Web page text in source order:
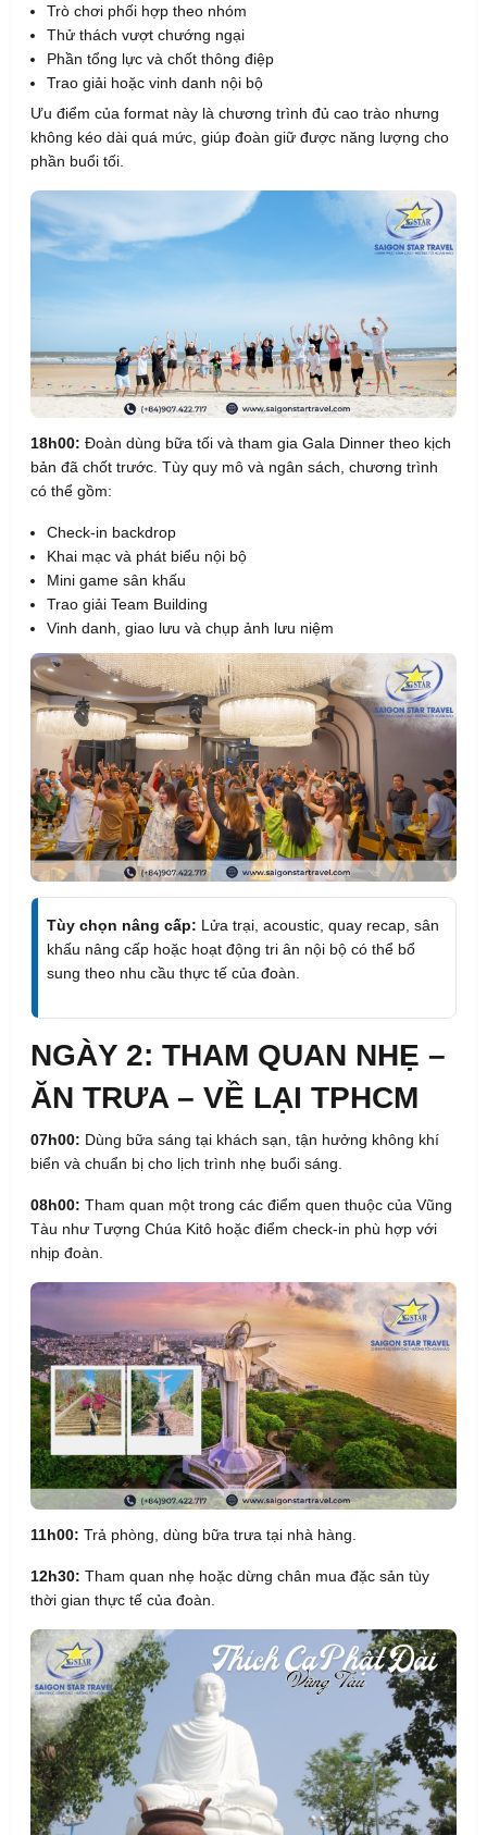
Trò chơi phối hợp theo nhóm
Thử thách vượt chướng ngại
Phần tổng lực và chốt thông điệp
Trao giải hoặc vinh danh nội bộ
Ưu điểm của format này là chương trình đủ cao trào nhưng
không kéo dài quá mức, giúp đoàn giữ được năng lượng cho
phần buổi tối.
18h00: Đoàn dùng bữa tối và tham gia Gala Dinner theo kịch
bản đã chốt trước. Tùy quy mô và ngân sách, chương trình
có thể gồm:
Check-in backdrop
Khai mạc và phát biểu nội bộ
Mini game sân khấu
Trao giải Team Building
Vinh danh, giao lưu và chụp ảnh lưu niệm
Tùy chọn nâng cấp: Lửa trại, acoustic, quay recap, sân
khấu nâng cấp hoặc hoạt động tri ân nội bộ có thể bổ
sung theo nhu cầu thực tế của đoàn.
NGÀY 2: THAM QUAN NHẸ –
ĂN TRƯA – VỀ LẠI TPHCM
07h00: Dùng bữa sáng tại khách sạn, tận hưởng không khí
biển và chuẩn bị cho lịch trình nhẹ buổi sáng.
08h00: Tham quan một trong các điểm quen thuộc của Vũng
Tàu như Tượng Chúa Kitô hoặc điểm check-in phù hợp với
nhịp đoàn.
11h00: Trả phòng, dùng bữa trưa tại nhà hàng.
12h30: Tham quan nhẹ hoặc dừng chân mua đặc sản tùy
thời gian thực tế của đoàn.